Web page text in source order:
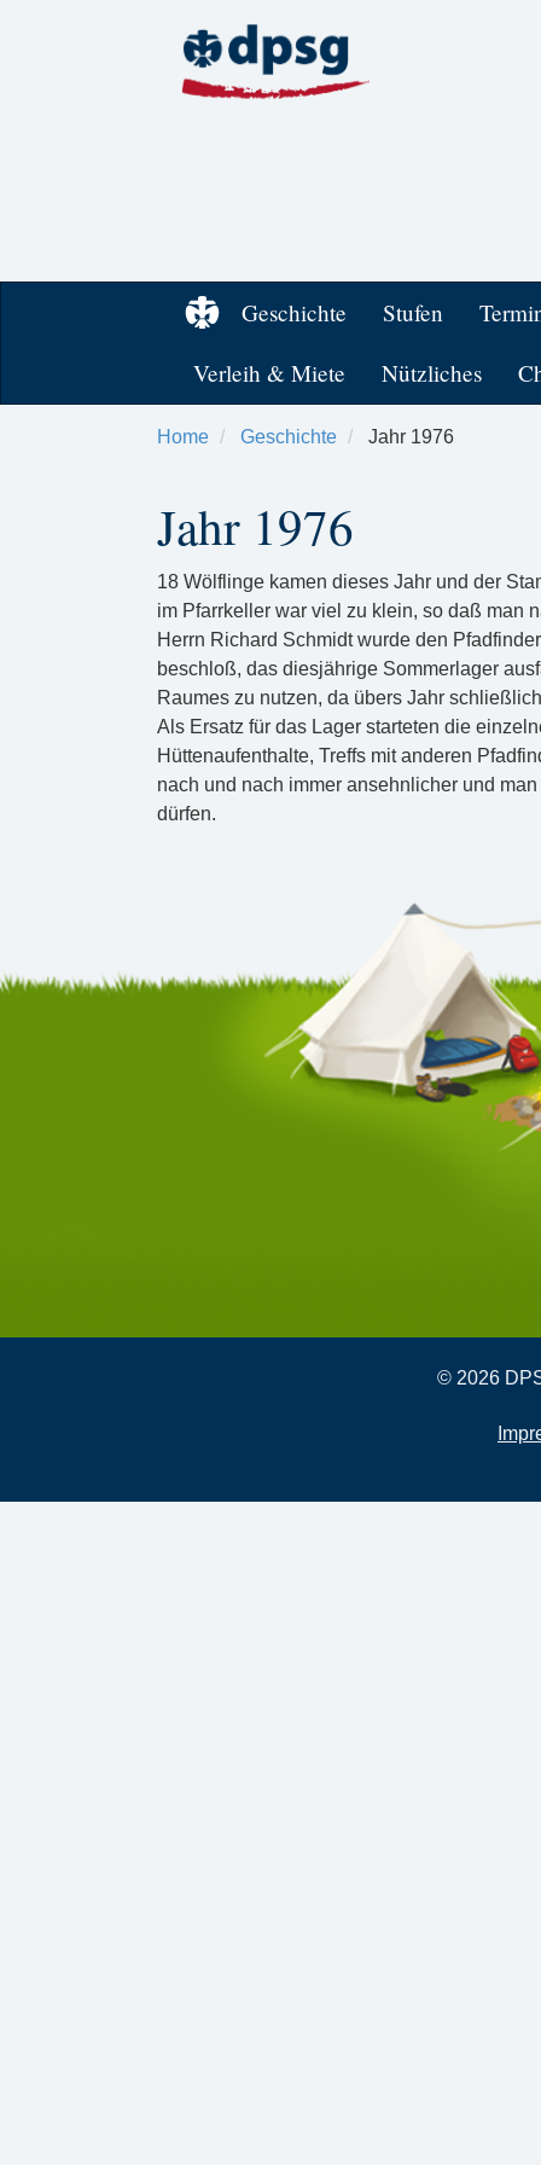
Geschichte Stufen
Verleih & Miete
Nützliches
Home Geschichte Jahr 1976
Jahr 1976
18 Wölflinge kamen dieses Jahr und der
im Pfarrkeller war viel zu klein, so daß man
Herrn Richard Schmidt wurde den
beschloß, das diesjährige Sommerlager
Raumes zu nutzen, da übers Jahr
Als Ersatz für das Lager starteten die
Hüttenaufenthalte, Treffs mit anderen
nach und nach immer ansehnlicher und
dürfen.
© 2026